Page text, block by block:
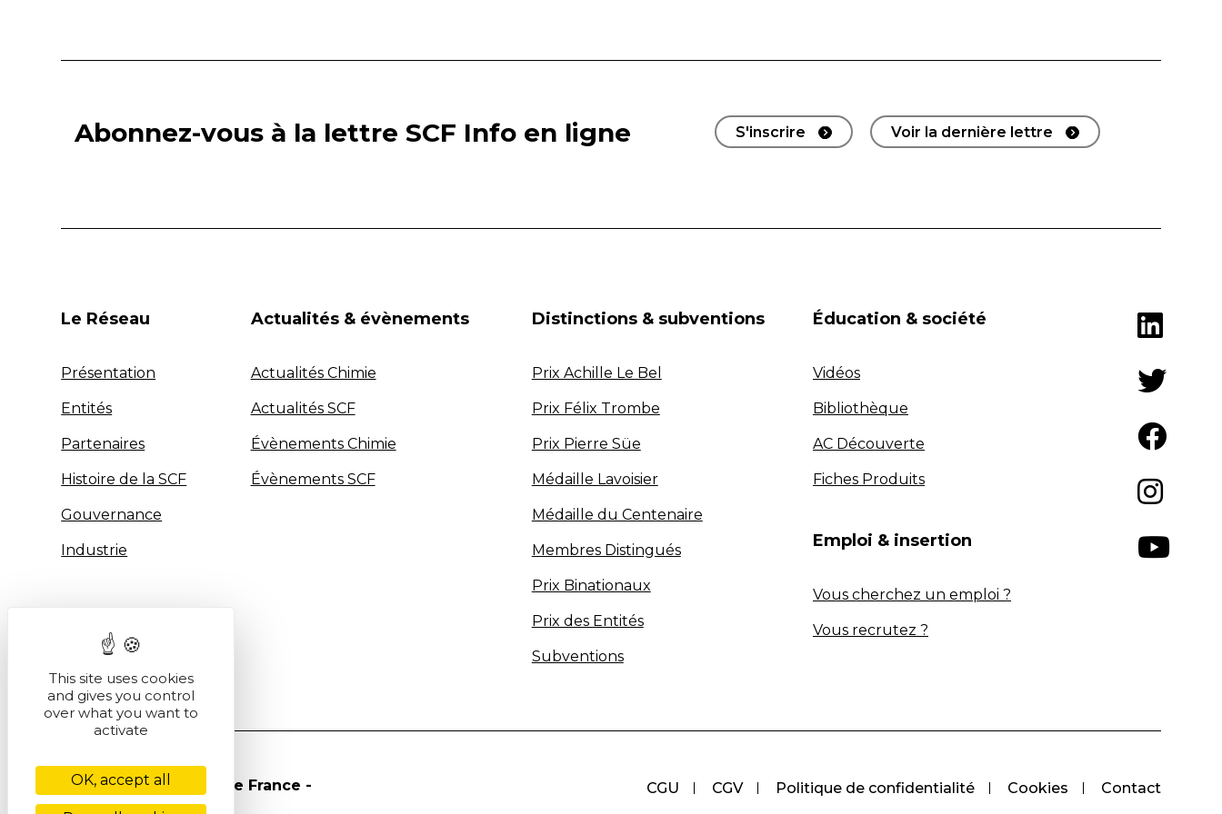
Abonnez-vous à la lettre SCF Info en ligne S'inscrire Voir la dernière lettre
Le Réseau
Présentation
Entités
Partenaires
Histoire de la SCF
Gouvernance
Industrie
Actualités & évènements
Actualités Chimie
Actualités SCF
Évènements Chimie
Évènements SCF
Distinctions & subventions
Prix Achille Le Bel
Prix Félix Trombe
Prix Pierre Süe
Médaille Lavoisier
Médaille du Centenaire
Membres Distingués
Prix Binationaux
Prix des Entités
Subventions
Éducation & société
Vidéos
Bibliothèque
AC Découverte
Fiches Produits
Emploi & insertion
Vous cherchez un emploi ?
Vous recrutez ?
CGU CGV Politique de confidentialité Cookies Contact
© Société Chimique de France -
This site uses cookies
and gives you control
over what you want to
activate
OK, accept all